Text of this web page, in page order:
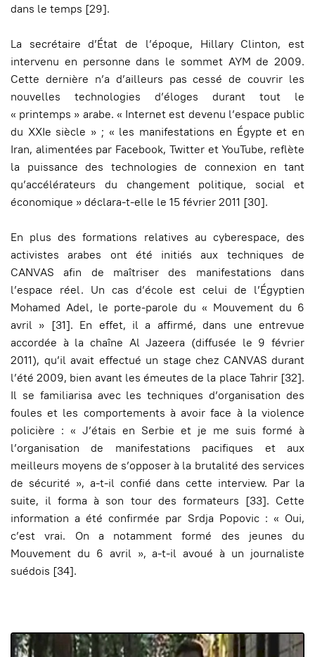
dans le temps [29].
La secrétaire d’État de l’époque, Hillary Clinton, est
intervenu en personne dans le sommet AYM de 2009.
Cette dernière n’a d’ailleurs pas cessé de couvrir les
nouvelles technologies d’éloges durant tout le
« printemps » arabe. « Internet est devenu l’espace public
du XXIe siècle » ; « les manifestations en Égypte et en
Iran, alimentées par Facebook, Twitter et YouTube, reflète
la puissance des technologies de connexion en tant
qu’accélérateurs du changement politique, social et
économique » déclara-t-elle le 15 février 2011 [30].
En plus des formations relatives au cyberespace, des
activistes arabes ont été initiés aux techniques de
CANVAS afin de maîtriser des manifestations dans
l’espace réel. Un cas d’école est celui de l’Égyptien
Mohamed Adel, le porte-parole du « Mouvement du 6
avril » [31]. En effet, il a affirmé, dans une entrevue
accordée à la chaîne Al Jazeera (diffusée le 9 février
2011), qu’il avait effectué un stage chez CANVAS durant
l’été 2009, bien avant les émeutes de la place Tahrir [32].
Il se familiarisa avec les techniques d’organisation des
foules et les comportements à avoir face à la violence
policière : « J’étais en Serbie et je me suis formé à
l’organisation de manifestations pacifiques et aux
meilleurs moyens de s’opposer à la brutalité des services
de sécurité », a-t-il confié dans cette interview. Par la
suite, il forma à son tour des formateurs [33]. Cette
information a été confirmée par Srdja Popovic : « Oui,
c’est vrai. On a notamment formé des jeunes du
Mouvement du 6 avril », a-t-il avoué à un journaliste
suédois [34].